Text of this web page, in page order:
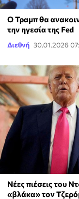
Ο Τραμπ θα
την ηγεσία της Fed
Διεθνή 30.01.2026
Νέες πιέσεις του
«βλάκα» τον